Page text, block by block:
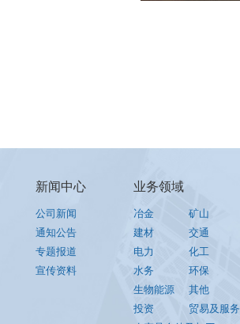
新闻中心
公司新闻
通知公告
专题报道
宣传资料
业务领域
冶金
矿山
建材
交通
电力
化工
水务
环保
生物能源
其他
投资
贸易及服务